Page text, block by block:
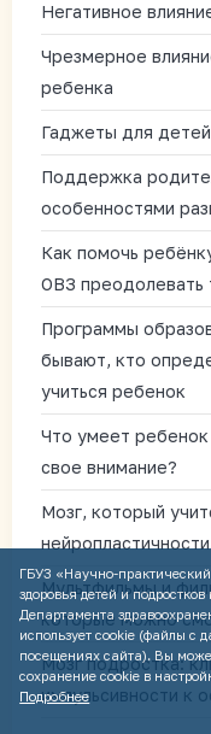
Негативное
Чрезмерное
ребенка
Гаджеты для
Поддержка
особенностями
Как помочь
ОВЗ преодолевать
Программы
бывают, кто
учиться ребенок
Что умеет ребенок
свое внимание?
Мозг, который
Мультфильмы и
которые можно
Мозг подростка:
импульсивности к
ГБУЗ «Научно-
здоровья детей и
Департамента
использует cookie (файлы с
посещениях сайта). Вы
сохранение cookie в
Подробнее